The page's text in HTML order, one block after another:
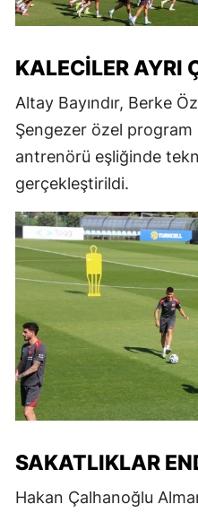
KALECILER AYRI
Altay Bayındır, Berke
Şengezer özel program
antrenörü eşliğinde
gerçekleştirildi.
SAKATLIKLAR
Hakan Çalhanoğlu